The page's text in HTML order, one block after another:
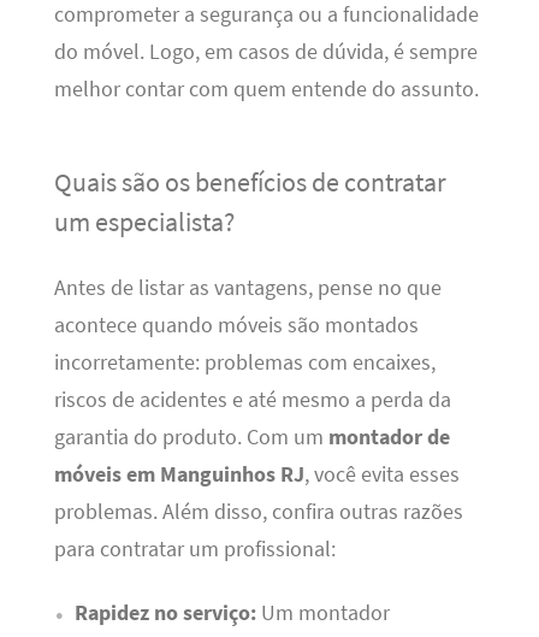
comprometer a segurança ou a funcionalidade
do móvel. Logo, em casos de dúvida, é sempre
melhor contar com quem entende do assunto.
Quais são os benefícios de contratar
um especialista?
Antes de listar as vantagens, pense no que
acontece quando móveis são montados
incorretamente: problemas com encaixes,
riscos de acidentes e até mesmo a perda da
garantia do produto. Com um montador de
móveis em Manguinhos RJ, você evita esses
problemas. Além disso, confira outras razões
para contratar um profissional:
Rapidez no serviço:Um montador